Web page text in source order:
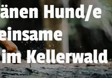
Hund/e
Kellerwald